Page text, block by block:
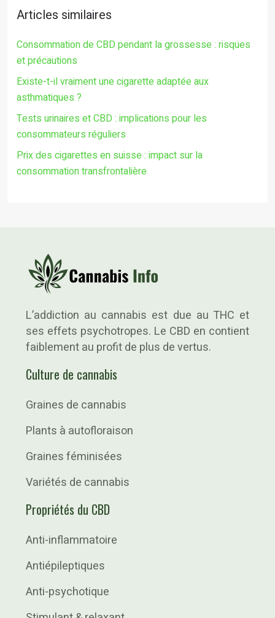
Articles similaires
Consommation de CBD pendant la grossesse : risques
et précautions
Existe-t-il vraiment une cigarette adaptée aux
asthmatiques ?
Tests urinaires et CBD : implications pour les
consommateurs réguliers
Prix des cigarettes en suisse : impact sur la
consommation transfrontalière
L’addiction au cannabis est due au THC et
ses effets psychotropes. Le CBD en contient
faiblement au profit de plus de vertus.
Culture de cannabis
Graines de cannabis
Plants à autofloraison
Graines féminisées
Variétés de cannabis
Propriétés du CBD
Anti-inflammatoire
Antiépileptiques
Anti-psychotique